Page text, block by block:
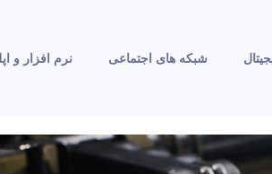
شبکه های اجتماعی نرم افزار و